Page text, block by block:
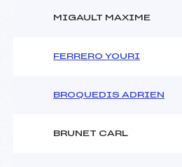
MIGAULT MAXIME
FERRERO YOURI
BROQUEDIS ADRIEN
BRUNET CARL